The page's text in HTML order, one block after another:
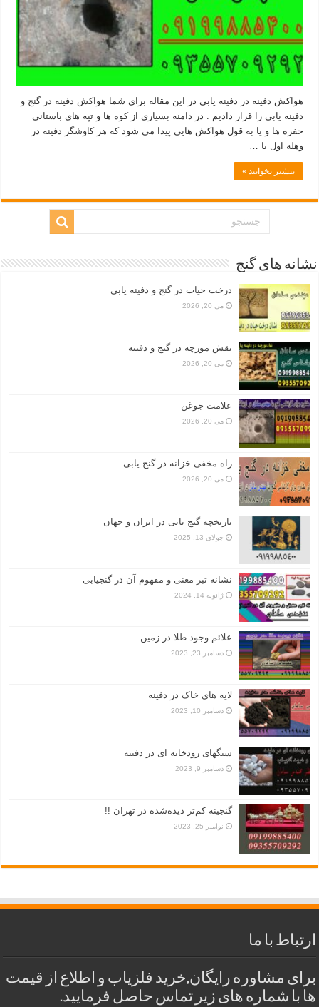
هواکش دفینه در دفینه یابی در این مقاله برای شما هواکش دفینه در گنج و
دفینه یابی را قرار دادیم . در دامنه بسیاری از کوه ها و تپه های باستانی
حفره ها و یا به قول هواکش هایی پیدا می شود که هر کاوشگر دفینه در
وهله اول با …
بیشتر بخوانید »
نشانه های گنج
درخت حیات در گنج و دفینه یابی
می 20, 2026
نقش مورچه در گنج و دفینه
می 20, 2026
علامت جوغن
می 20, 2026
راه مخفی خزانه در گنج یابی
می 20, 2026
تاریخچه گنج‌ یابی در ایران و جهان
جولای 13, 2025
نشانه تبر معنی و مفهوم آن در گنجیابی
ژانویه 14, 2024
علائم وجود طلا در زمین
دسامبر 23, 2023
لایه های خاک در دفینه
دسامبر 10, 2023
سنگهای رودخانه ای در دفینه
دسامبر 9, 2023
گنجینه کم‌تر دیده‌شده در تهران !!
نوامبر 25, 2023
ارتباط با ما
برای مشاوره رایگان,خرید فلزیاب و اطلاع از قیمت
ها با شماره های زیر تماس حاصل فرمایید.